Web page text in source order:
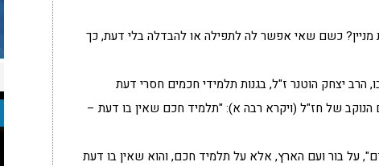
מניין? כשם שאי אפשר לה לתפילה או להבדלה בלי דעת, כך
הרב יצחק הוטנר ז"ל, בגנות תלמידי חכמים חסרי דעת
של חז"ל (ויקרא רבה א): "תלמיד חכם שאין בו דעת –
על בור ועם הארץ, אלא על תלמיד חכם, והוא שאין בו דעת